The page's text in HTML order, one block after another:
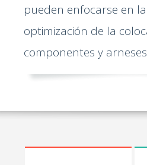
pueden enfocarse en
optimización de la
componentes y